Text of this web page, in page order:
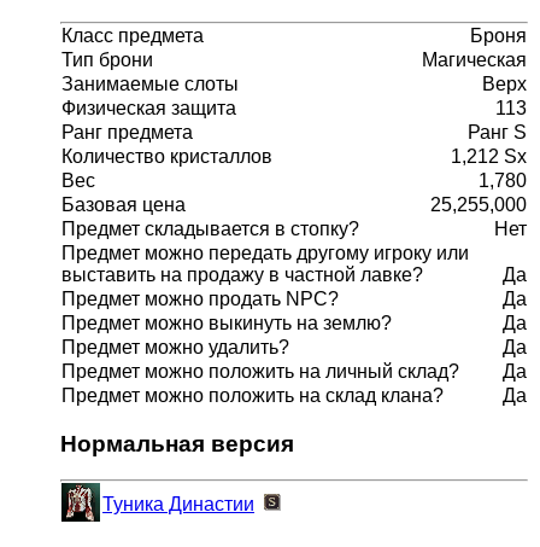
Класс предмета
Броня
Тип брони
Магическая
Занимаемые слоты
Верх
Физическая защита
113
Ранг предмета
Ранг S
Количество кристаллов
1,212 Sx
Вес
1,780
Базовая цена
25,255,000
Предмет складывается в стопку?
Нет
Предмет можно передать другому игроку или
выставить на продажу в частной лавке?
Да
Предмет можно продать NPC?
Да
Предмет можно выкинуть на землю?
Да
Предмет можно удалить?
Да
Предмет можно положить на личный склад?
Да
Предмет можно положить на склад клана?
Да
Нормальная версия
Туника Династии